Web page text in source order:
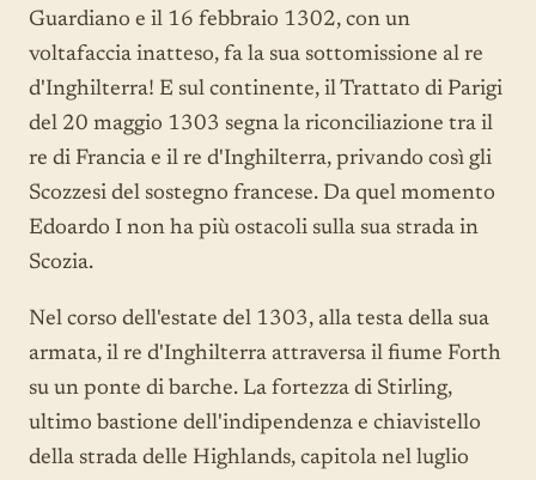
Guardiano e il 16 febbraio 1302, con un
voltafaccia inatteso, fa la sua sottomissione al re
d'Inghilterra! E sul continente, il Trattato di Parigi
del 20 maggio 1303 segna la riconciliazione tra il
re di Francia e il re d'Inghilterra, privando così gli
Scozzesi del sostegno francese. Da quel momento
Edoardo I non ha più ostacoli sulla sua strada in
Scozia.
Nel corso dell'estate del 1303, alla testa della sua
armata, il re d'Inghilterra attraversa il fiume Forth
su un ponte di barche. La fortezza di Stirling,
ultimo bastione dell'indipendenza e chiavistello
della strada delle Highlands, capitola nel luglio